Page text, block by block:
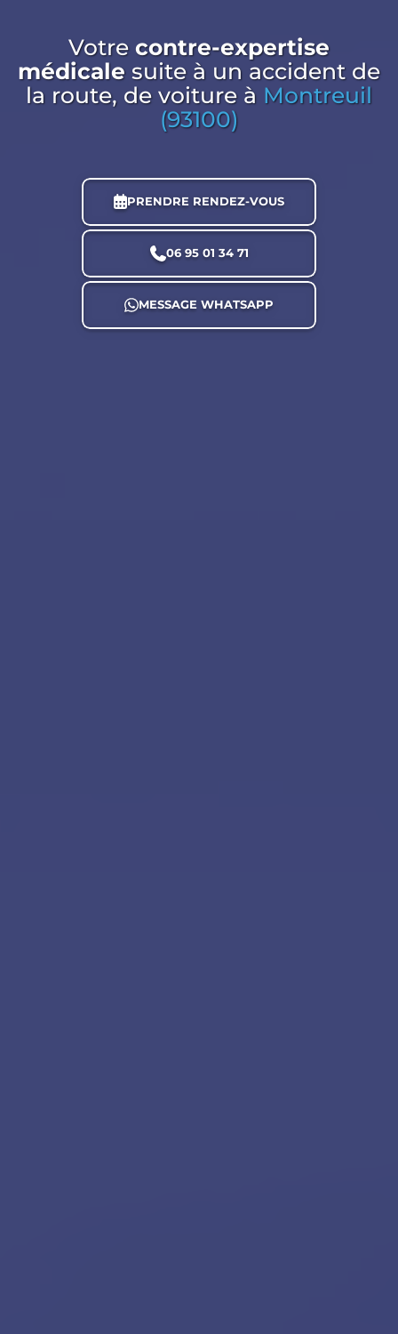
Votre contre-expertise
médicale suite à un accident de
la route, de voitureà Montreuil
(93100)
PRENDRE RENDEZ-VOUS
06 95 01 34 71
MESSAGE WHATSAPP